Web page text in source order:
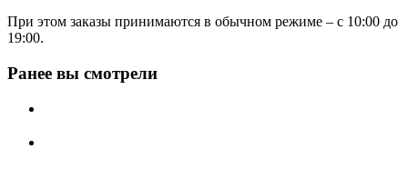
При этом заказы принимаются в обычном режиме – с 10:00 до
19:00.
Ранее вы смотрели